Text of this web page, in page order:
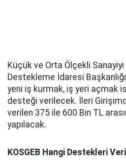
Küçük ve Orta Ölçekli
Destekleme İdaresi
yeni iş kurmak, iş yeri açmak
desteği verilecek. İleri
verilen 375 ile 600 Bin TL
yapılacak.
KOSGEB Hangi Destekleri